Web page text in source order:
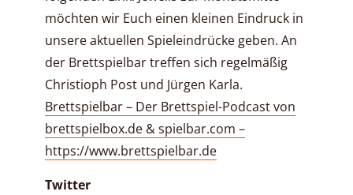
möchten wir Euch einen kleinen Eindruck in
unsere aktuellen Spieleindrücke geben. An
der Brettspielbar treffen sich regelmäßig
Christioph Post und Jürgen Karla.
Brettspielbar – Der Brettspiel-Podcast von
brettspielbox.de & spielbar.com –
https://www.brettspielbar.de
Twitter